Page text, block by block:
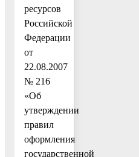
ресурсов
Российской
Федерации
от
22.08.2007
№ 216
«Об
утверждении
правил
оформления
государственной